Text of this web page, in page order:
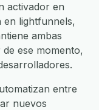
activador en
en lightfunnels,
ambas
ese momento,
entre
nuevos